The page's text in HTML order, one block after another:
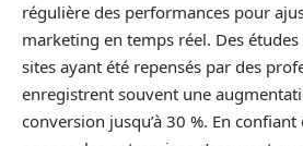
régulière des performances pour
marketing en temps réel. Des
sites ayant été repensés par des
enregistrent souvent une
conversion jusqu’à 30 %. En